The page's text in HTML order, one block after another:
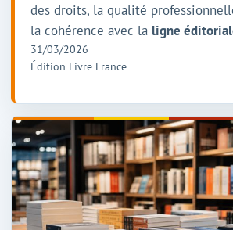
des droits, la qualité
la cohérence avec la ligne
31/03/2026
Édition Livre France